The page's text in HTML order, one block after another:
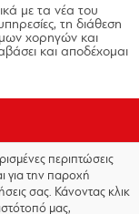
με τα νέα του
τη διάθεση
χορηγών και
και αποδέχομαι
περιπτώσεις
για την παροχή
σας. Κάνοντας κλικ
μας,